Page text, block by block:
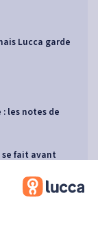
Lucca garde
les notes de
se fait avant
nos prises de